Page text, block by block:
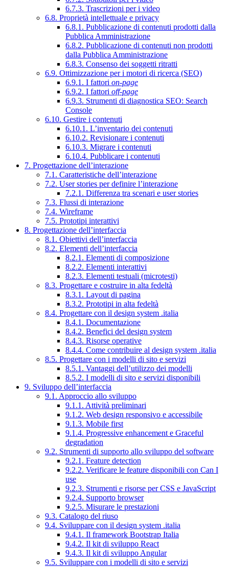
6.7.3. Trascrizioni per i video
6.8. Proprietà intellettuale e privacy
6.8.1. Pubblicazione di contenuti prodotti dalla
Pubblica Amministrazione
6.8.2. Pubblicazione di contenuti non prodotti
dalla Pubblica Amministrazione
6.8.3. Consenso dei soggetti ritratti
6.9. Ottimizzazione per i motori di ricerca (SEO)
6.9.1. I fattori on-page
6.9.2. I fattori off-page
6.9.3. Strumenti di diagnostica SEO: Search
Console
6.10. Gestire i contenuti
6.10.1. L’inventario dei contenuti
6.10.2. Revisionare i contenuti
6.10.3. Migrare i contenuti
6.10.4. Pubblicare i contenuti
7. Progettazione dell’interazione
7.1. Caratteristiche dell’interazione
7.2. User stories per definire l’interazione
7.2.1. Differenza tra scenari e user stories
7.3. Flussi di interazione
7.4. Wireframe
7.5. Prototipi interattivi
8. Progettazione dell’interfaccia
8.1. Obiettivi dell’interfaccia
8.2. Elementi dell’interfaccia
8.2.1. Elementi di composizione
8.2.2. Elementi interattivi
8.2.3. Elementi testuali (microtesti)
8.3. Progettare e costruire in alta fedeltà
8.3.1. Layout di pagina
8.3.2. Prototipi in alta fedeltà
8.4. Progettare con il design system .italia
8.4.1. Documentazione
8.4.2. Benefici del design system
8.4.3. Risorse operative
8.4.4. Come contribuire al design system .italia
8.5. Progettare con i modelli di sito e servizi
8.5.1. Vantaggi dell’utilizzo dei modelli
8.5.2. I modelli di sito e servizi disponibili
9. Sviluppo dell’interfaccia
9.1. Approccio allo sviluppo
9.1.1. Attività preliminari
9.1.2. Web design responsivo e accessibile
9.1.3. Mobile first
9.1.4. Progressive enhancement e Graceful
degradation
9.2. Strumenti di supporto allo sviluppo del software
9.2.1. Feature detection
9.2.2. Verificare le feature disponibili con Can I
use
9.2.3. Strumenti e risorse per CSS e JavaScript
9.2.4. Supporto browser
9.2.5. Misurare le prestazioni
9.3. Catalogo del riuso
9.4. Sviluppare con il design system .italia
9.4.1. Il framework Bootstrap Italia
9.4.2. Il kit di sviluppo React
9.4.3. Il kit di sviluppo Angular
9.5. Sviluppare con i modelli di sito e servizi